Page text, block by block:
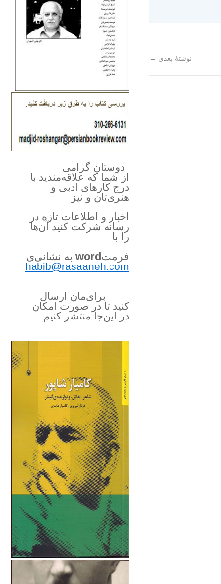
نوشتهٔ بعدی →
دوستان گرامی
از شما که علاقه‌مندید با
درج کارهای‌ ادبی و
هنری‌تان و نیز
اخبار و اطلاعات تازه در
رسانه شرکت کنید آن‌ها
را با
فرمتword به نشانی‌ی
habib@rasaaneh.com
برای‌مان ارسال
کنید تا در صورت امکان
در این‌جامنتشر کنیم.